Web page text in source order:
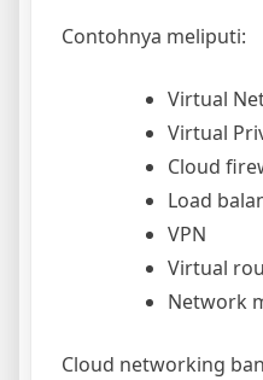
Contohnya meliputi:
Virtual
Virtual
Cloud
Load
VPN
Virtual
Network
Cloud networking